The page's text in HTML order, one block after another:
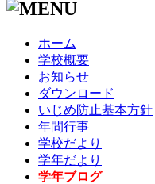
ホーム
学校概要
お知らせ
ダウンロード
いじめ防止基本方針
年間行事
学校だより
学年だより
学年ブログ